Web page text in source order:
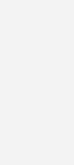
sowie
Eine
in die Fertigung,
und
mit integrierter